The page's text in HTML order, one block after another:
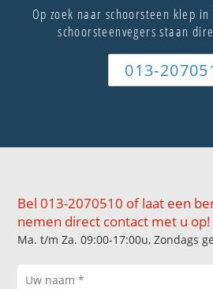
Op zoek naar schoorsteen klep in
schoorsteenvegers staan
013-
Bel 013-2070510 of laat een
nemen direct contact met u op!
Ma. t/m Za. 09:00-17:00u, Zondags